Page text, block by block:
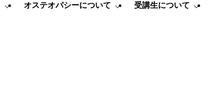
オステオパシーについて 受講生について